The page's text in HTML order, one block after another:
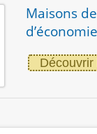
Maisons
d’économie
Découvrir